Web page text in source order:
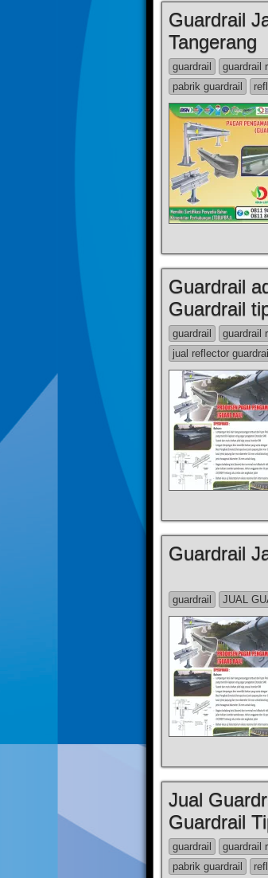
Guardrail
Tangerang
guardrail guardrail
pabrik guardrail
Guardrail
Guardrail
guardrail guardrail
jual reflector guardrail
Guardrail
guardrail
JUAL
Jual
Guardrail
guardrail guardrail
pabrik guardrail